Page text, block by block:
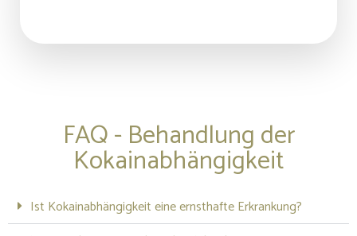
FAQ - Behandlung der
Kokainabhängigkeit
Ist Kokainabhängigkeit eine ernsthafte Erkrankung?